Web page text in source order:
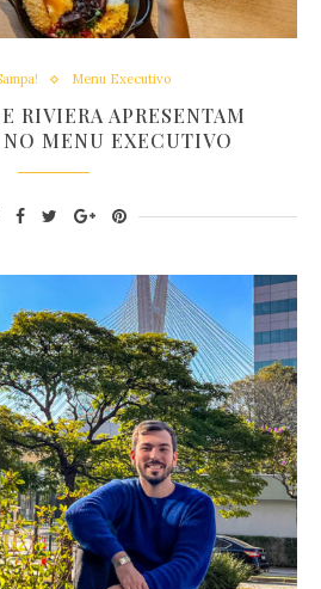
Menu Executivo
RIVIERA APRESENTAM
MENU EXECUTIVO